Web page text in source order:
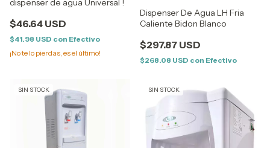
dispenser de agua Universal !
$46.64 USD
$41.98 USD con Efectivo
¡No te lo pierdas, es el último!
Dispenser De Agua LH Fria
Caliente Bidon Blanco
$297.87 USD
$268.08 USD con Efectivo
SIN STOCK SIN STOCK